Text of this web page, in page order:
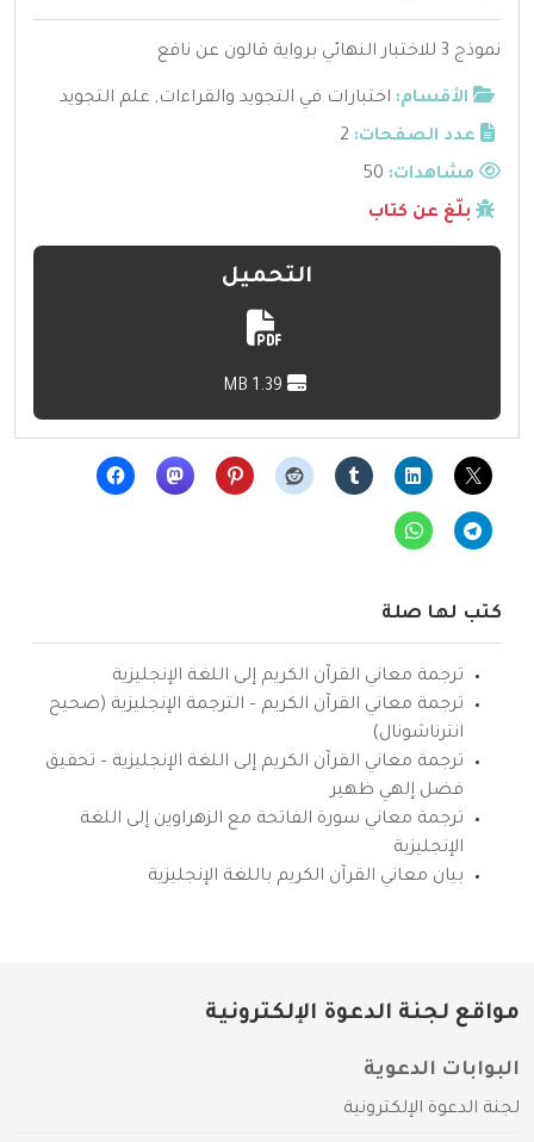
نموذج 3 للاختبار النهائي برواية قالون عن نافع
الأقسام: اختبارات في التجويد والقراءات, علم التجويد
عدد الصفحات: 2
مشاهدات:
بلّغ عن كتاب
التحميل
كتب لها صلة
ترجمة معاني القرآن الكريم إلى اللغة الإنجليزية
ترجمة معاني القرآن الكريم – الترجمة الإنجليزية (صحيح
انترناشونال)
ترجمة معاني القرآن الكريم إلى اللغة الإنجليزية – تحقيق
فضل إلهي ظهير
ترجمة معاني سورة الفاتحة مع الزهراوين إلى اللغة
الإنجليزية
بيان معاني القرآن الكريم باللغة الإنجليزية
مواقع لجنة الدعوة الإلكترونية
البوابات الدعوية
لجنة الدعوة الإلكترونية